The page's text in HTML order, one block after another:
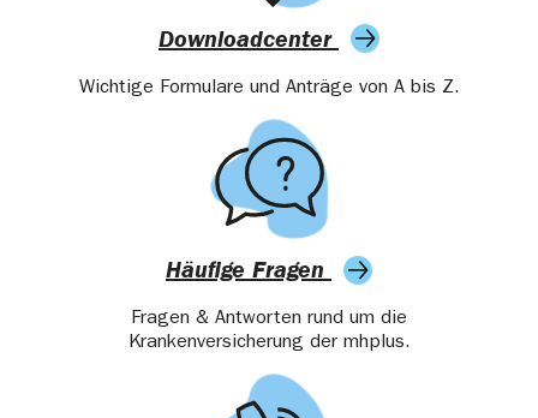
Downloadcenter
Wichtige Formulare und Anträge von A bis Z.
Häufige Fragen
Fragen & Antworten rund um die
Krankenversicherung der mhplus.